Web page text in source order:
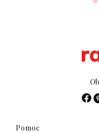
Pomoc